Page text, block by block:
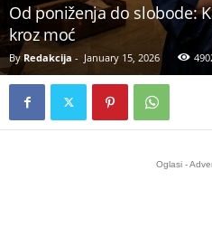
Od poniženja do slobode:
kroz moć
By Redakcija - January 15, 2026
Oglasi -